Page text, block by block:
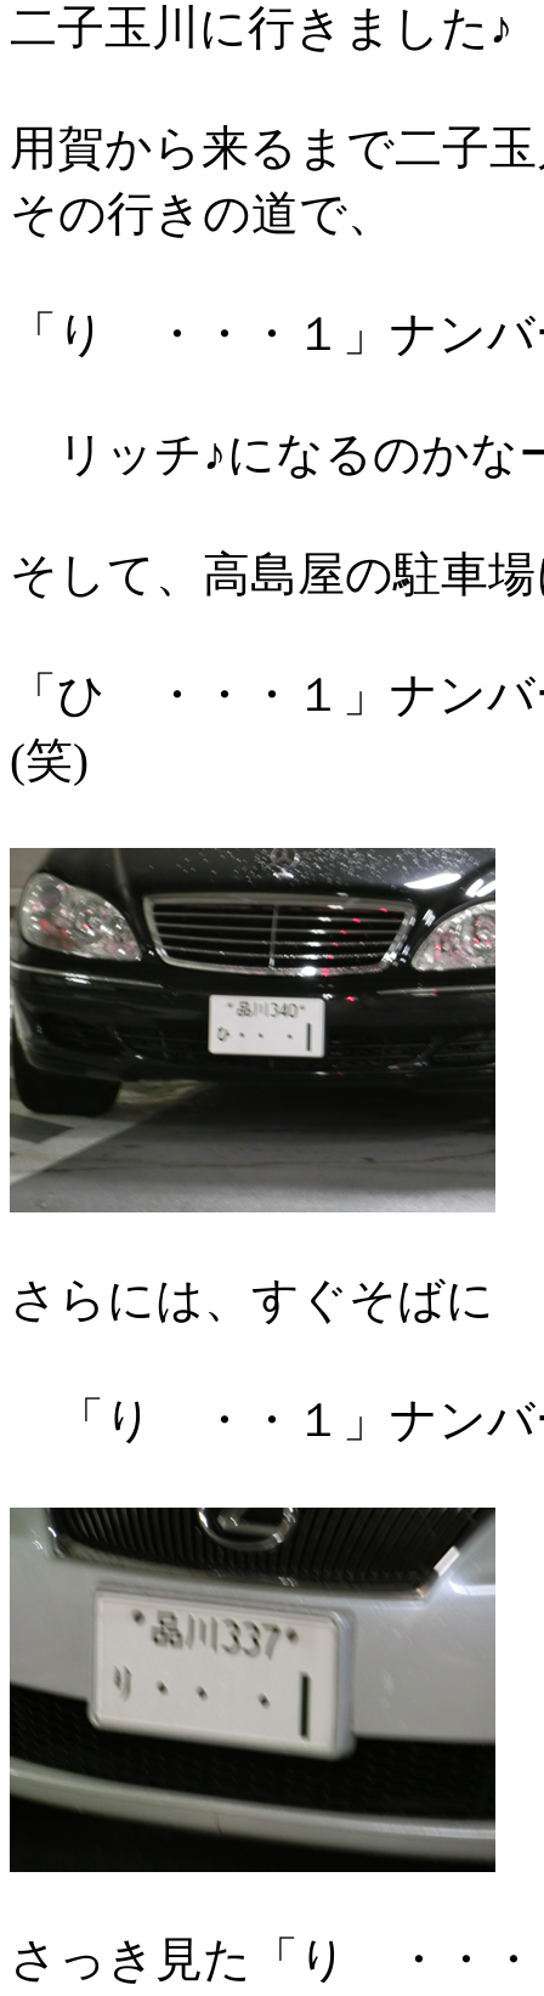
二子玉川に行きました♪
用賀から来るまで二子
その行きの道で、
「り ・・・１」ナン
リッチ♪になるのかな
そして、高島屋の駐車
「ひ ・・・１」ナン
(笑)
さらには、すぐそばに
「り ・・１」ナンバ
さっき見た「り ・・・